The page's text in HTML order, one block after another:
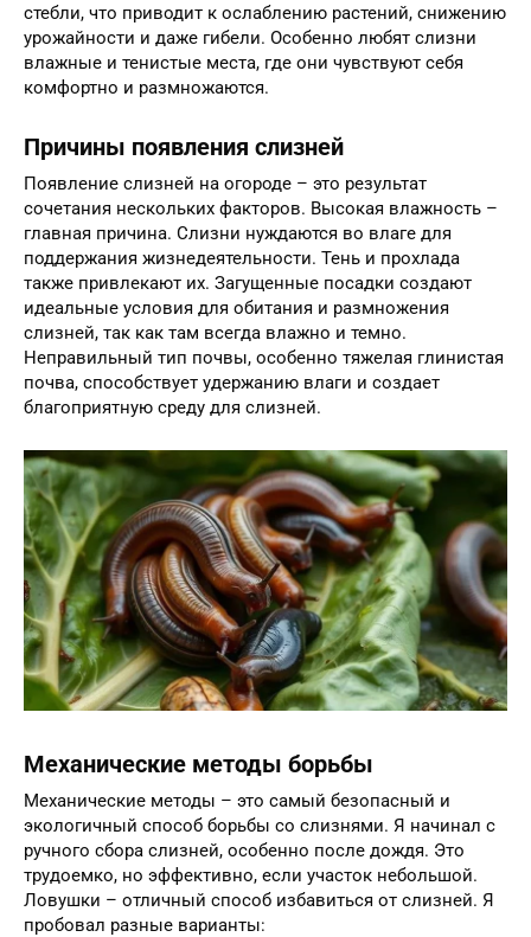
стебли, что приводит к ослаблению растений, снижению
урожайности и даже гибели. Особенно любят слизни
влажные и тенистые места, где они чувствуют себя
комфортно и размножаются.
Причины появления слизней
Появление слизней на огороде – это результат
сочетания нескольких факторов. Высокая влажность –
главная причина. Слизни нуждаются во влаге для
поддержания жизнедеятельности. Тень и прохлада
также привлекают их. Загущенные посадки создают
идеальные условия для обитания и размножения
слизней, так как там всегда влажно и темно.
Неправильный тип почвы, особенно тяжелая глинистая
почва, способствует удержанию влаги и создает
благоприятную среду для слизней.
Механические методы борьбы
Механические методы – это самый безопасный и
экологичный способ борьбы со слизнями. Я начинал с
ручного сбора слизней, особенно после дождя. Это
трудоемко, но эффективно, если участок небольшой.
Ловушки – отличный способ избавиться от слизней. Я
пробовал разные варианты: